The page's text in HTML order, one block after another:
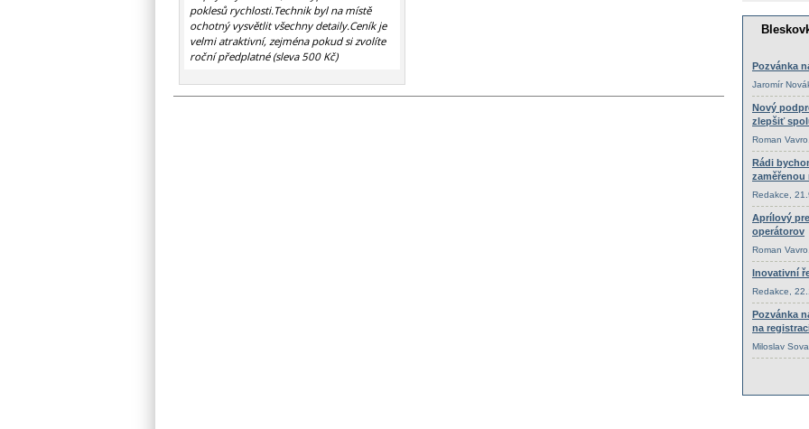
poklesů rychlosti.Technik byl na místě
ochotný vysvětlit všechny detaily.Ceník je
velmi atraktivní, zejména pokud si zvolíte
roční předplatné (sleva 500 Kč)